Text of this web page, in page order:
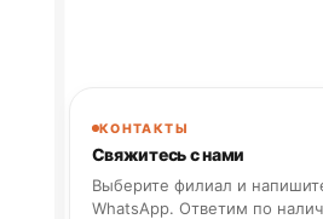
КОНТАКТЫ
Свяжитесь с нами
Выберите филиал и
WhatsApp. Ответим по